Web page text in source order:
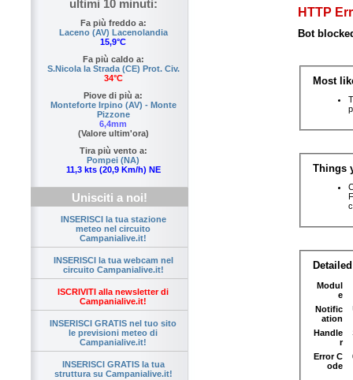
ultimi 10 minuti:
Fa più freddo a:
Laceno (AV) Lacenolandia
15,9°C
Fa più caldo a:
S.Nicola la Strada (CE) Prot. Civ.
34°C
Piove di più a:
Monteforte Irpino (AV) - Monte
Pizzone
6,4mm
(Valore ultim'ora)
Tira più vento a:
Pompei (NA)
11,3 kts (20,9 Km/h) NE
Unisciti a noi!
INSERISCI la tua stazione
meteo nel circuito
Campanialive.it!
INSERISCI la tua webcam nel
circuito Campanialive.it!
ISCRIVITI alla newsletter di
Campanialive.it!
INSERISCI GRATIS nel tuo sito
le previsioni meteo di
Campanialive.it!
INSERISCI GRATIS la tua
struttura su Campanialive.it!